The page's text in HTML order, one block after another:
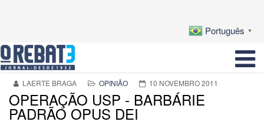
Português ▼
LAERTE BRAGA OPINIÃO 10 NOVEMBRO 2011
OPERAÇÃO USP - BARBÁRIE
PADRÃO OPUS DEI